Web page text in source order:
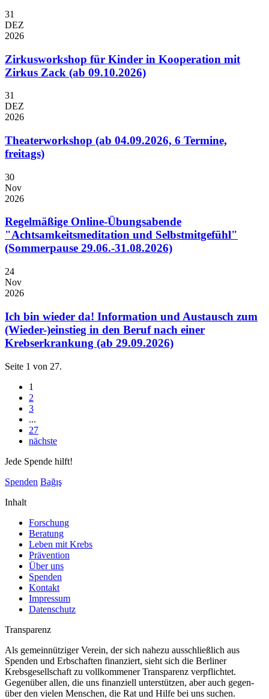
31
DEZ
2026
Zirkusworkshop für Kinder in Kooperation mit
Zirkus Zack (ab 09.10.2026)
31
DEZ
2026
Theaterworkshop (ab 04.09.2026, 6 Termine,
freitags)
30
Nov
2026
Regelmäßige Online-Übungsabende
"Achtsamkeitsmeditation und Selbstmitgefühl"
(Sommerpause 29.06.-31.08.2026)
24
Nov
2026
Ich bin wieder da! Information und Austausch zum
(Wieder-)einstieg in den Beruf nach einer
Krebserkrankung (ab 29.09.2026)
Seite 1 von 27.
1
2
3
...
27
nächste
Jede Spende hilft!
Spenden Bağış
Inhalt
Forschung
Beratung
Leben mit Krebs
Prävention
Über uns
Spenden
Kontakt
Impressum
Datenschutz
Transparenz
Als gemeinnütziger Verein, der sich nahezu ausschließlich aus
Spenden und Erbschaften finanziert, sieht sich die Berliner
Krebsgesellschaft zu vollkommener Transparenz verpflichtet.
Gegenüber allen, die uns finanziell unterstützen, aber auch gegen-
über den vielen Menschen, die Rat und Hilfe bei uns suchen.